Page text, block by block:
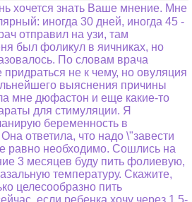
хочется знать Ваше мнение. Мне
иногда 30 дней, иногда 45 -
отправил на узи, там
был фоликул в яичниках, но
По словам врача
не к чему, но овуляция
выяснения причины
мне дюфастон и еще какие-то
для стимуляции. Я
беременность в
ответила, что надо \"завести
равно необходимо. Сошлись на
3 месяцев буду пить фолиевую,
температуру. Скажите,
целесообразно пить
если ребенка хочу через 1,5-